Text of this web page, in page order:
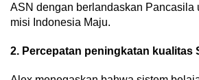
ASN dengan berlandaskan Pancasila
misi Indonesia Maju.
2. Percepatan peningkatan kualitas